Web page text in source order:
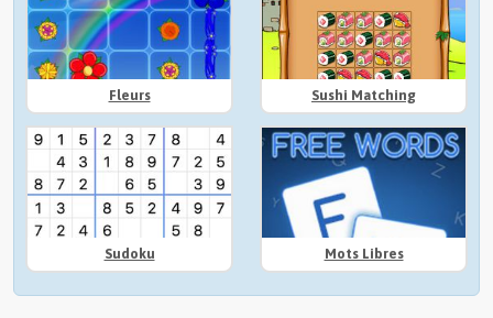
Fleurs Sushi Matching
Sudoku Mots Libres